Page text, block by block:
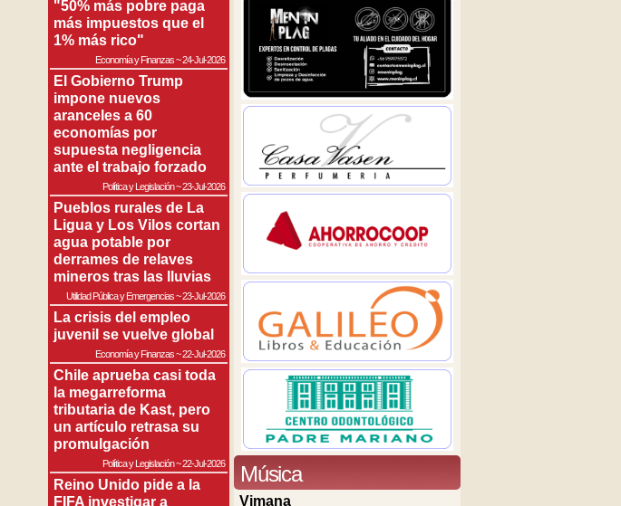
"50% más pobre paga
más impuestos que el
1% más rico"
Economía y Finanzas~24-Jul-2026
El Gobierno Trump
impone nuevos
aranceles a 60
economías por
supuesta negligencia
ante el trabajo forzado
Política y Legislación~23-Jul-2026
Pueblos rurales de La
Ligua y Los Vilos cortan
agua potable por
derrames de relaves
mineros tras las lluvias
Utilidad Pública y Emergencias~23-Jul-2026
La crisis del empleo
juvenil se vuelve global
Economía y Finanzas~22-Jul-2026
Chile aprueba casi toda
la megarreforma
tributaria de Kast, pero
un artículo retrasa su
promulgación
Política y Legislación~22-Jul-2026
Reino Unido pide a la
FIFA investigar a
Música
Vimana